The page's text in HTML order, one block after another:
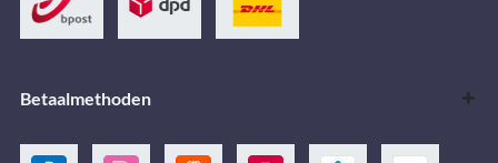
Betaalmethoden